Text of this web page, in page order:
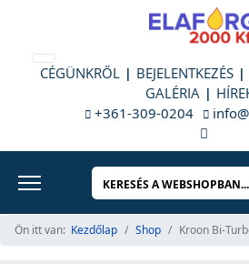
CÉGÜNKRŐL BEJELENTKEZÉS
GALÉRIA
+361-309-0204
Ön itt van: Kezdőlap Shop Kroon Bi-